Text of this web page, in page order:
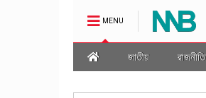
MENU
জাতীয় রাজনীতি